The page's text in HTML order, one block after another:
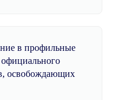
в профильные
освобождающих